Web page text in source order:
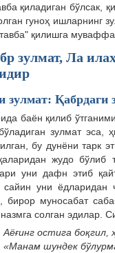
қиладиган бўлсак,
гуноҳ ишларнинг
қилишга
зулмат, Ла
зулмат: Қабрдаги
баён қилиб
зулмат эса,
бу дунёни тарк
жудо бўлиб
уни дафн этиб
сайин уни ёдларидан
бирор муносабат
солган эдилар.
Аёғинг остига боқгил,
«Манам шундек